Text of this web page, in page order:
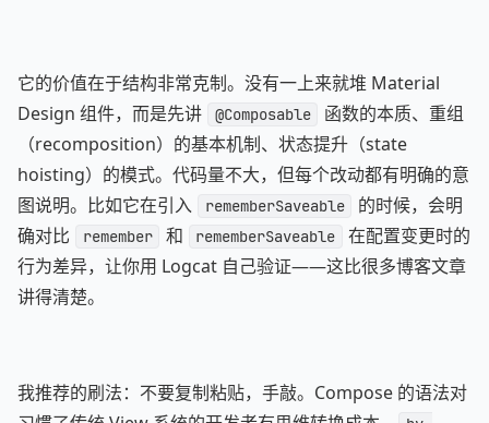
它的价值在于结构非常克制。没有一上来就堆 Material
Design 组件，而是先讲
@Composable
函数的本质、重组
（recomposition）的基本机制、状态提升（state
hoisting）的模式。代码量不大，但每个改动都有明确的意
图说明。比如它在引入
rememberSaveable
的时候，会明
确对比
remember 和 rememberSaveable
在配置变更时的
行为差异，让你用 Logcat 自己验证——这比很多博客文章
讲得清楚。
我推荐的刷法：不要复制粘贴，手敲。Compose 的语法对